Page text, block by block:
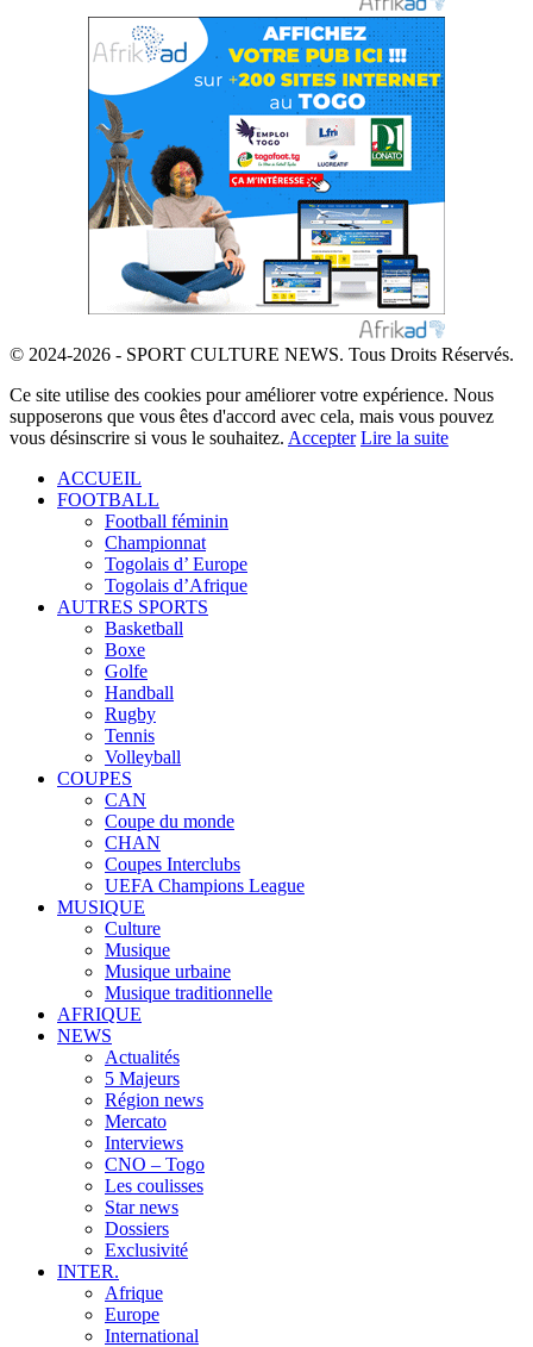
© 2024-2026 - SPORT CULTURE NEWS. Tous Droits Réservés.
Ce site utilise des cookies pour améliorer votre expérience. Nous
supposerons que vous êtes d'accord avec cela, mais vous pouvez
vous désinscrire si vous le souhaitez. Accepter Lire la suite
ACCUEIL
FOOTBALL
Football féminin
Championnat
Togolais d’ Europe
Togolais d’Afrique
AUTRES SPORTS
Basketball
Boxe
Golfe
Handball
Rugby
Tennis
Volleyball
COUPES
CAN
Coupe du monde
CHAN
Coupes Interclubs
UEFA Champions League
MUSIQUE
Culture
Musique
Musique urbaine
Musique traditionnelle
AFRIQUE
NEWS
Actualités
5 Majeurs
Région news
Mercato
Interviews
CNO – Togo
Les coulisses
Star news
Dossiers
Exclusivité
INTER.
Afrique
Europe
International